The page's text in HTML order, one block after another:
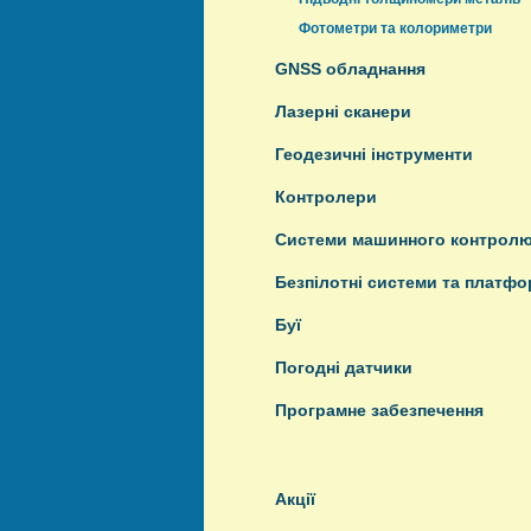
Фотометри та колориметри
GNSS обладнання
Лазерні сканери
Геодезичні інструменти
Контролери
Системи машинного
Безпілотні системи та
Буї
Погодні датчики
Програмне забезпечення
Акції